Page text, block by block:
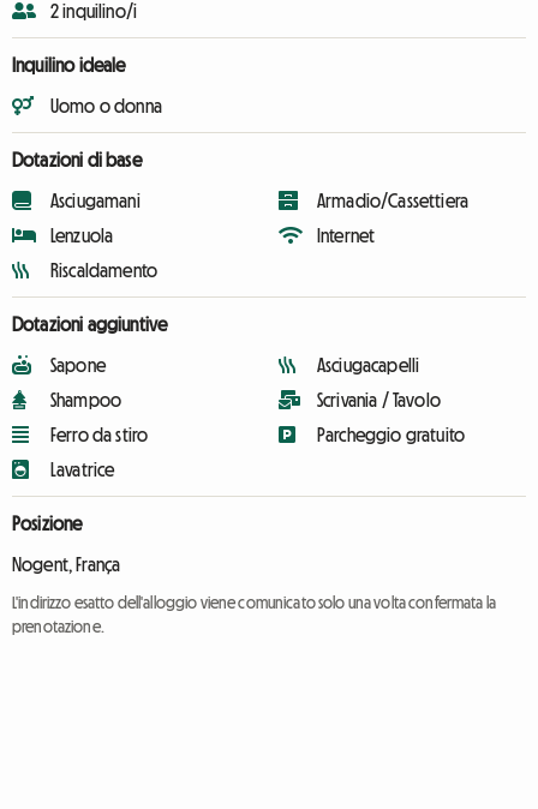
2 inquilino/i
Inquilino ideale
Uomo o donna
Dotazioni di base
Asciugamani
Lenzuola
Riscaldamento
Armadio/Cassettiera
Internet
Dotazioni aggiuntive
Sapone
Shampoo
Ferro da stiro
Lavatrice
Asciugacapelli
Scrivania / Tavolo
Parcheggio gratuito
Posizione
Nogent, França
L'indirizzo esatto dell'alloggio viene comunicato solo una volta confermata la
prenotazione.